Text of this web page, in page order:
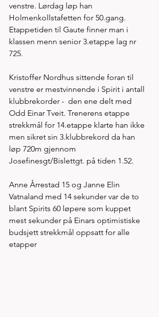
venstre. Lørdag løp han
Holmenkollstafetten for 50.gang.
Etappetiden til Gaute finner man i
klassen menn senior 3.etappe lag nr
725.
Kristoffer Nordhus sittende foran til
venstre er mestvinnende i Spirit i antall
klubbrekorder -  den ene delt med
Odd Einar Tveit. Trenerens etappe
strekkmål for 14.etappe klarte han ikke
men sikret sin 3.klubbrekord da han
løp 720m gjennom
Josefinesgt/Bislettgt. på tiden 1.52.
Anne Årrestad 15 og Janne Elin
Vatnaland med 14 sekunder var de to
blant Spirits 60 løpere som kuppet
mest sekunder på Einars optimistiske
budsjett strekkmål oppsatt for alle
etapper